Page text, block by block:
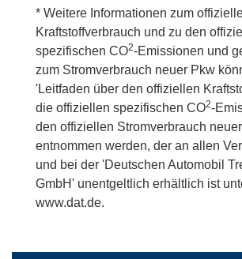
* Weitere Informationen zum
Kraftstoffverbrauch und zu den
spezifischen CO2-Emissionen und
zum Stromverbrauch neuer Pkw
'Leitfaden über den offiziellen
die offiziellen spezifischen CO2-
den offiziellen Stromverbrauch
entnommen werden, der an allen
und bei der 'Deutschen Automobil
GmbH' unentgeltlich erhältlich ist
www.dat.de.